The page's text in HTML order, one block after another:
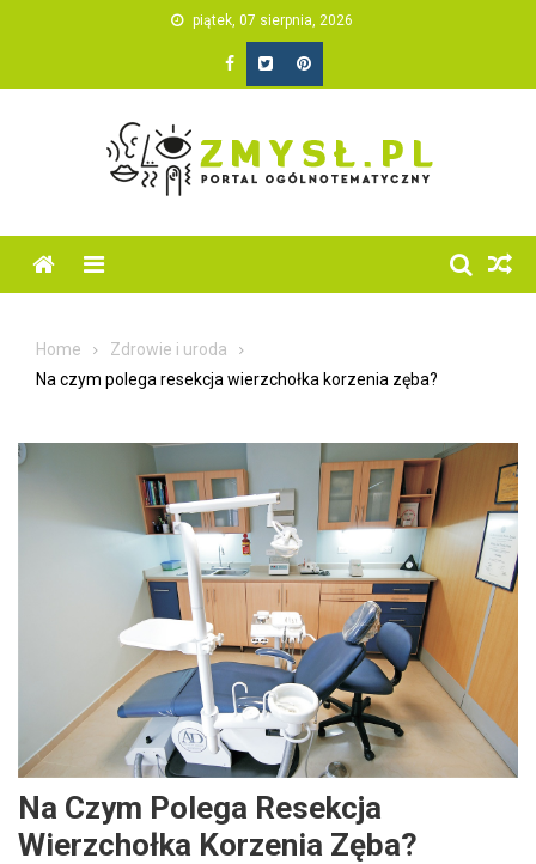
piątek, 07 sierpnia, 2026
Home
Zdrowie i uroda
Na czym polega resekcja wierzchołka korzenia zęba?
Na Czym Polega Resekcja
Wierzchołka Korzenia Zęba?